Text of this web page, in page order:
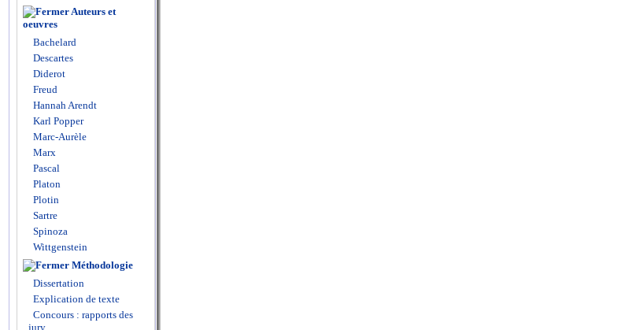
Auteurs et
oeuvres
Bachelard
Descartes
Diderot
Freud
Hannah Arendt
Karl Popper
Marc-Aurèle
Marx
Pascal
Platon
Plotin
Sartre
Spinoza
Wittgenstein
Méthodologie
Dissertation
Explication de texte
Concours : rapports des
jury